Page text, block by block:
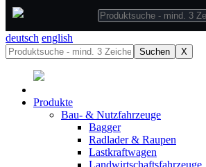
deutsch english
Suchen X
Produkte
Bau- & Nutzfahrzeuge
Bagger
Radlader & Raupen
Lastkraftwagen
Landwirtschaftsfahrzeuge